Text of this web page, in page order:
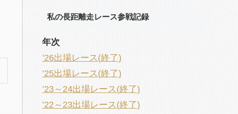
私の長距離走レース参戦記録
年次
’26出場レース(終了)
’25出場レース(終了)
’23～24出場レース(終了)
’22～23出場レース(終了)